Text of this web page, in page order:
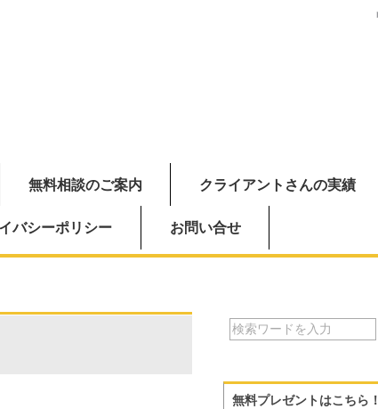
無料相談のご案内 クライアントさんの実績
バシーポリシー お問い合せ
無料プレゼントはこちら！